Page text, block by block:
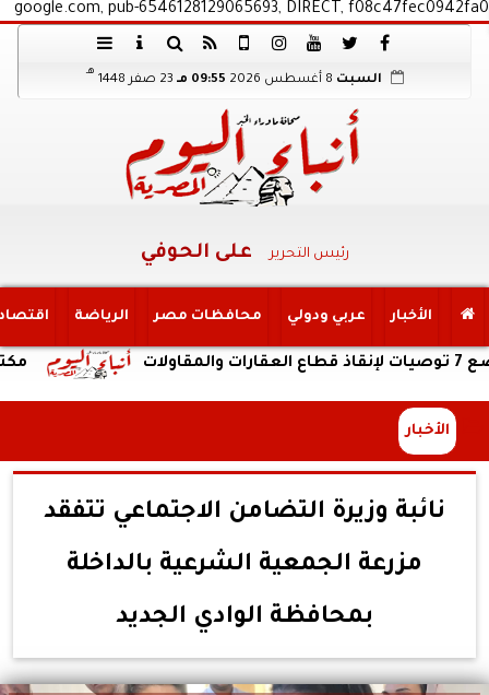
google.com, pub-6546128129065693, DIRECT, f08c47fec0942fa0
السبت 09:55 مـ 23 صفر 1448
هـ
رئيس التحرير على الحوفي
الأخبار عربي ودولي محافظات مصر الرياضة
مكتب
الأخبار
نائبة وزيرة التضامن الاجتماعي تتفقد
مزرعة الجمعية الشرعية بالداخلة
بمحافظة الوادي الجديد